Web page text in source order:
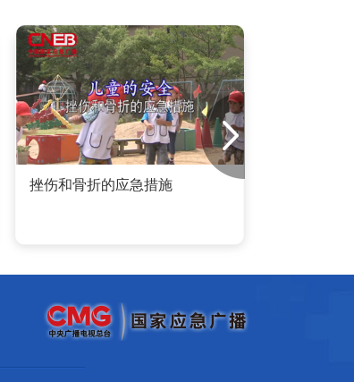
挫伤和骨折的应急措施